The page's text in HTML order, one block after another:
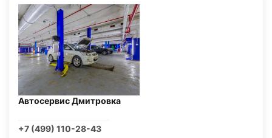
Автосервис Дмитровка
+7 (499) 110-28-43